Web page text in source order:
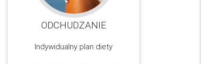
JĘDRNE CIAŁO
ODCHUDZANIE
Indywidualny plan diety